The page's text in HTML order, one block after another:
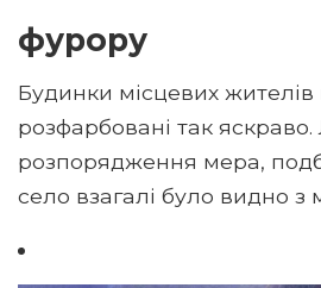
фурору
Будинки місцевих
розфарбовані так
розпорядження мера,
село взагалі було видно з